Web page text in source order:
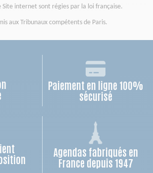
Site internet sont régies par la loi française.
aux Tribunaux compétents de Paris.
Paiement en ligne 100%
sécurisé
Agendas fabriqués en
France depuis 1947